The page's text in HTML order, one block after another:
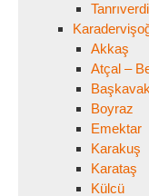
Tanrıverdi
Akkaş
Atçal –
Başkavak
Boyraz
Emektar
Karakuş
Karataş
Külcü